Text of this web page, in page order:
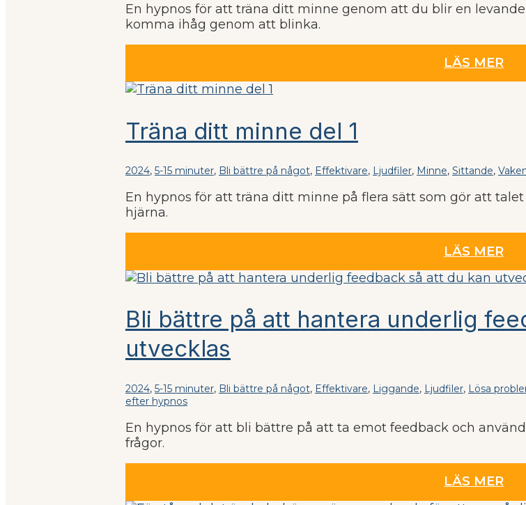
En hypnos för att träna ditt minne genom att du blir en
komma ihåg genom att blinka.
LÄS MER
Träna ditt minne del 1
2024, 5-15 minuter, Bli bättre på något, Effektivare, Ljudfiler, Minne, Sittande,
En hypnos för att träna ditt minne på flera sätt som gör att
hjärna.
LÄS MER
Bli bättre på att hantera underlig
utvecklas
2024, 5-15 minuter, Bli bättre på något, Effektivare, Liggande, Ljudfiler, Lösa
efter hypnos
En hypnos för att bli bättre på att ta emot feedback och
frågor.
LÄS MER